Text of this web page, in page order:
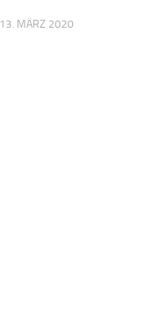
13. MÄRZ 2020